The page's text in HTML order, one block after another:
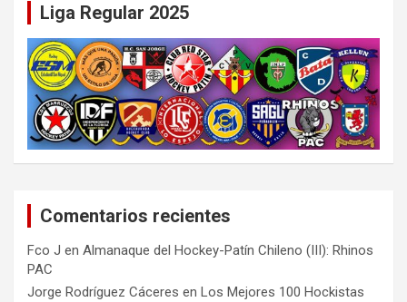
Liga Regular 2025
Comentarios recientes
Fco J en Almanaque del Hockey-Patín Chileno (III): Rhinos
PAC
Jorge Rodríguez Cáceres en Los Mejores 100 Hockistas